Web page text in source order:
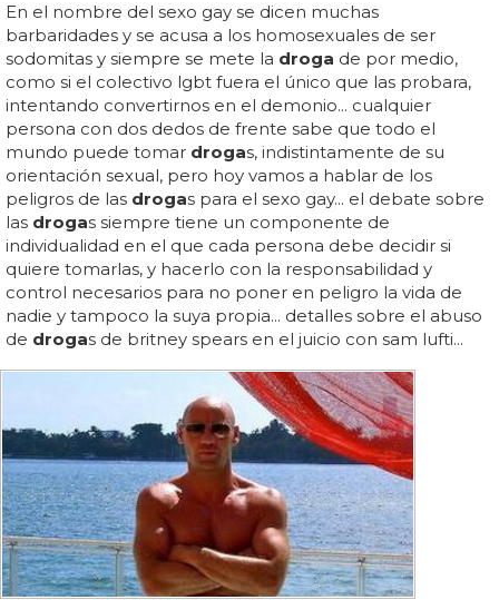
En el nombre del sexo gay se dicen muchas
barbaridades y se acusa a los homosexuales de ser
sodomitas y siempre se mete la droga de por medio,
como si el colectivo lgbt fuera el único que las probara,
intentando convertirnos en el demonio... cualquier
persona con dos dedos de frente sabe que todo el
mundo puede tomar drogas, indistintamente de su
orientación sexual, pero hoy vamos a hablar de los
peligros de las drogas para el sexo gay... el debate sobre
las drogas siempre tiene un componente de
individualidad en el que cada persona debe decidir si
quiere tomarlas, y hacerlo con la responsabilidad y
control necesarios para no poner en peligro la vida de
nadie y tampoco la suya propia... detalles sobre el abuso
de drogas de britney spears en el juicio con sam lufti...